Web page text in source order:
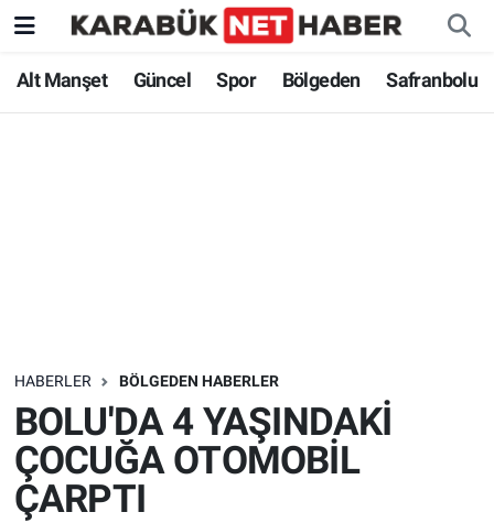
Alt Manşet Güncel Spor Bölgeden Safranbolu
HABERLER BÖLGEDEN HABERLER
BOLU'DA 4 YAŞINDAKİ
ÇOCUĞA OTOMOBİL
ÇARPTI